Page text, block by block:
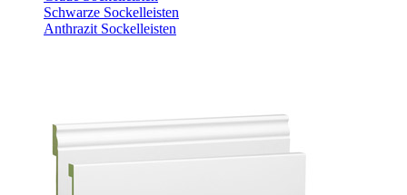
Schwarze Sockelleisten
Anthrazit Sockelleisten